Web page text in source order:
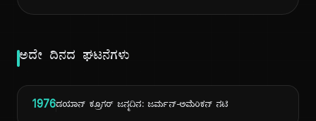
ಅದೇ ದಿನದ ಘಟನೆಗಳು
1976ಡಯಾನ್ ಕ್ರೂಗರ್ ಜನ್ಮದಿನ: ಜರ್ಮನ್-ಅಮೆರಿಕನ್ ನಟಿ